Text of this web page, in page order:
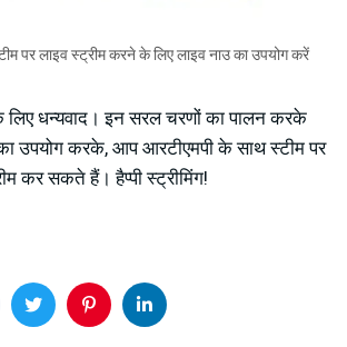
पर लाइव स्ट्रीम करने के लिए लाइव नाउ का उपयोग करें
धन्यवाद। इन सरल चरणों का पालन करके
उपयोग करके, आप आरटीएमपी के साथ स्टीम पर
कर सकते हैं। हैप्पी स्ट्रीमिंग!